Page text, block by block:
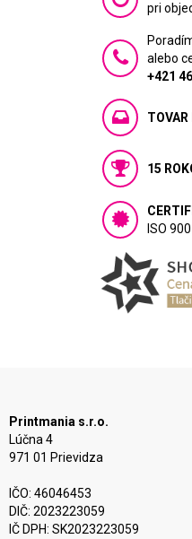
pri
alebo
+421
TOVAR
15
ISO
Printmania s.r.o.
Lúčna 4
971 01 Prievidza
IČO: 46046453
DIČ: 2023223059
IČ DPH: SK2023223059